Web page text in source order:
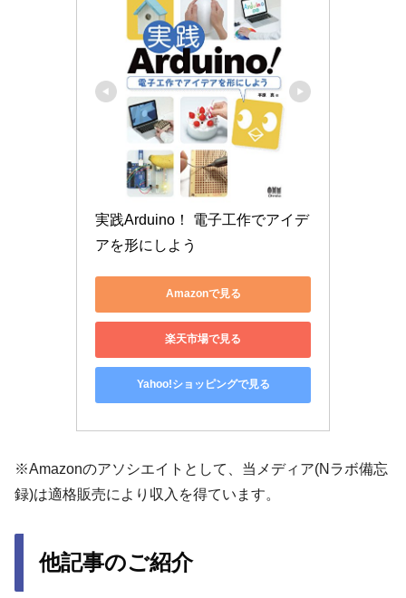
実践Arduino！ 電子工作でアイデ
アを形にしよう
Amazonで見る
楽天市場で見る
Yahoo!ショッピングで見る
※Amazonのアソシエイトとして、当メディア(Nラボ備忘
録)は適格販売により収入を得ています。
他記事のご紹介